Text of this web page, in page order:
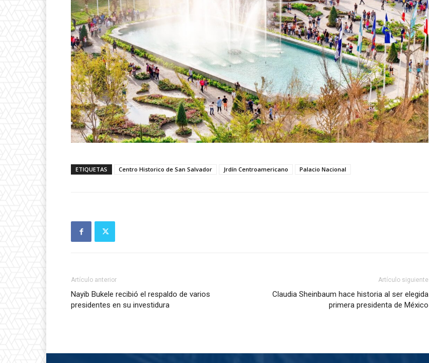
ETIQUETAS Centro Historico de San Salvador Jrdín Centroamericano Palacio Nacional
Artículo anterior
Nayib Bukele recibió el respaldo de varios
presidentes en su investidura
Artículo siguiente
Claudia Sheinbaum hace historia al ser elegida
primera presidenta de México